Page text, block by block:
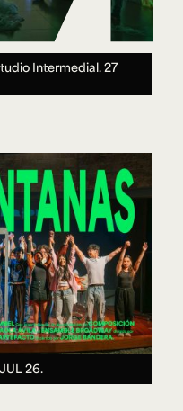
Intermedial.27
26.